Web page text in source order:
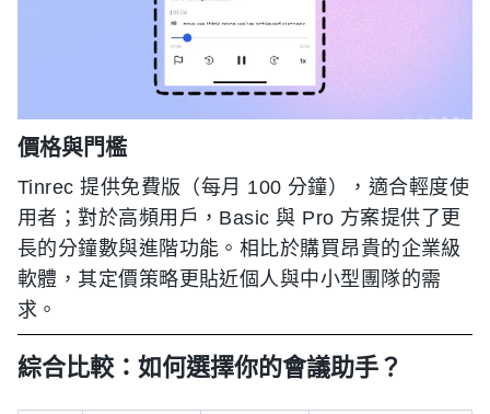
價格與門檻
Tinrec 提供免費版（每月 100 分鐘），適合輕度使
用者；對於高頻用戶，Basic 與 Pro 方案提供了更
長的分鐘數與進階功能。相比於購買昂貴的企業級
軟體，其定價策略更貼近個人與中小型團隊的需
求。
綜合比較：如何選擇你的會議助手？